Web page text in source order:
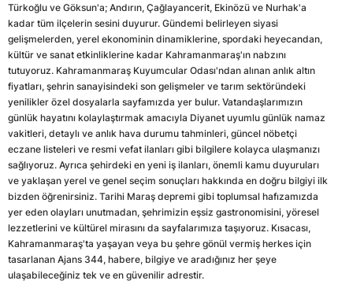
Türkoğlu ve Göksun'a; Andırın, Çağlayancerit, Ekinözü ve Nurhak'a
kadar tüm ilçelerin sesini duyurur. Gündemi belirleyen siyasi
gelişmelerden, yerel ekonominin dinamiklerine, spordaki heyecandan,
kültür ve sanat etkinliklerine kadar Kahramanmaraş'ın nabzını
tutuyoruz. Kahramanmaraş Kuyumcular Odası'ndan alınan anlık altın
fiyatları, şehrin sanayisindeki son gelişmeler ve tarım sektöründeki
yenilikler özel dosyalarla sayfamızda yer bulur. Vatandaşlarımızın
günlük hayatını kolaylaştırmak amacıyla Diyanet uyumlu günlük namaz
vakitleri, detaylı ve anlık hava durumu tahminleri, güncel nöbetçi
eczane listeleri ve resmi vefat ilanları gibi bilgilere kolayca ulaşmanızı
sağlıyoruz. Ayrıca şehirdeki en yeni iş ilanları, önemli kamu duyuruları
ve yaklaşan yerel ve genel seçim sonuçları hakkında en doğru bilgiyi ilk
bizden öğrenirsiniz. Tarihi Maraş depremi gibi toplumsal hafızamızda
yer eden olayları unutmadan, şehrimizin eşsiz gastronomisini, yöresel
lezzetlerini ve kültürel mirasını da sayfalarımıza taşıyoruz. Kısacası,
Kahramanmaraş'ta yaşayan veya bu şehre gönül vermiş herkes için
tasarlanan Ajans 344, habere, bilgiye ve aradığınız her şeye
ulaşabileceğiniz tek ve en güvenilir adrestir.